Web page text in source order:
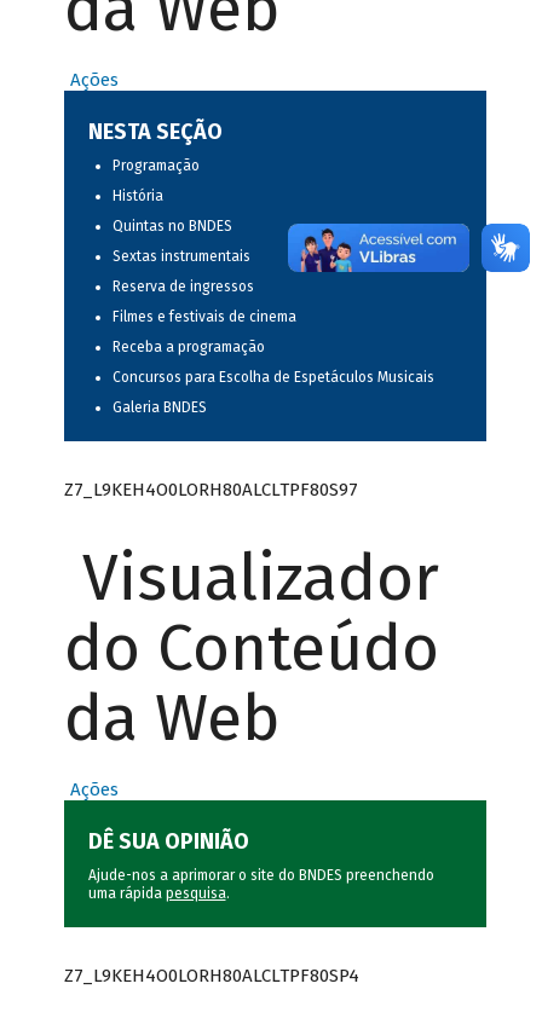
Ações
NESTA SEÇÃO
Programação
História
Quintas no BNDES
Sextas instrumentais
Reserva de ingressos
Filmes e festivais de cinema
Receba a programação
Concursos para Escolha de Espetáculos Musicais
Galeria BNDES
Z7_L9KEH4O0LORH80ALCLTPF80S97
Visualizador
do Conteúdo
da Web
Ações
DÊ SUA OPINIÃO
Ajude-nos a aprimorar o site do BNDES preenchendo
uma rápida pesquisa.
Z7_L9KEH4O0LORH80ALCLTPF80SP4